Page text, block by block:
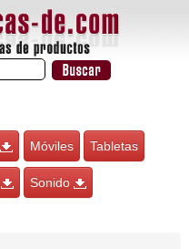
Móviles Tabletas
Sonido